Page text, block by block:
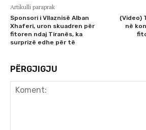
Artikulli paraprak
Sponsori i Vllaznisë Alban
Xhaferi, uron skuadren për
fitoren ndaj Tiranës, ka
surprizë edhe për të
(Video)
në
PËRGJIGJU